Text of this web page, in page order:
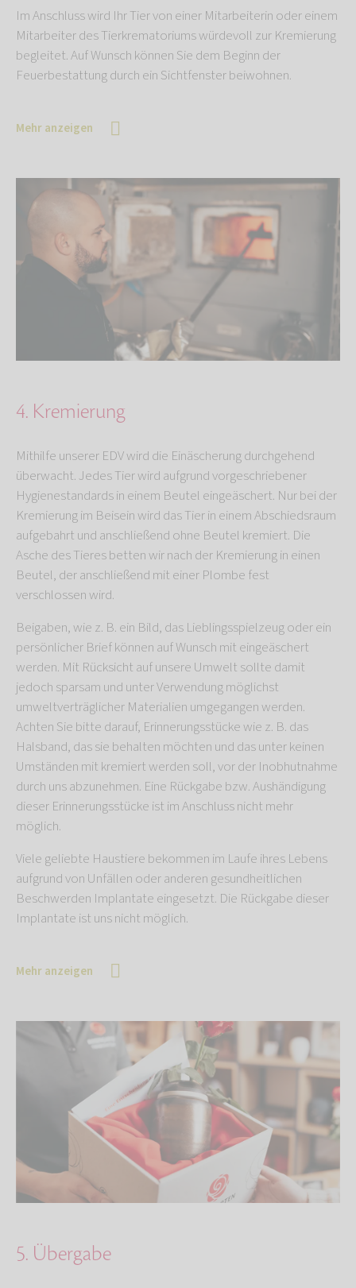
Im Anschluss wird Ihr Tier von einer Mitarbeiterin oder einem
Mitarbeiter des Tierkrematoriums würdevoll zur Kremierung
begleitet. Auf Wunsch können Sie dem Beginn der
Feuerbestattung durch ein Sichtfenster beiwohnen.
Mehr anzeigen
4. Kremierung
Mithilfe unserer EDV wird die Einäscherung durchgehend
überwacht. Jedes Tier wird aufgrund vorgeschriebener
Hygienestandards in einem Beutel eingeäschert. Nur bei der
Kremierung im Beisein wird das Tier in einem Abschiedsraum
aufgebahrt und anschließend ohne Beutel kremiert. Die
Asche des Tieres betten wir nach der Kremierung in einen
Beutel, der anschließend mit einer Plombe fest
verschlossen wird.
Beigaben, wie z. B. ein Bild, das Lieblingsspielzeug oder ein
persönlicher Brief können auf Wunsch mit eingeäschert
werden. Mit Rücksicht auf unsere Umwelt sollte damit
jedoch sparsam und unter Verwendung möglichst
umweltverträglicher Materialien umgegangen werden.
Achten Sie bitte darauf, Erinnerungsstücke wie z. B. das
Halsband, das sie behalten möchten und das unter keinen
Umständen mit kremiert werden soll, vor der Inobhutnahme
durch uns abzunehmen. Eine Rückgabe bzw. Aushändigung
dieser Erinnerungsstücke ist im Anschluss nicht mehr
möglich.
Viele geliebte Haustiere bekommen im Laufe ihres Lebens
aufgrund von Unfällen oder anderen gesundheitlichen
Beschwerden Implantate eingesetzt. Die Rückgabe dieser
Implantate ist uns nicht möglich.
Mehr anzeigen
5. Übergabe